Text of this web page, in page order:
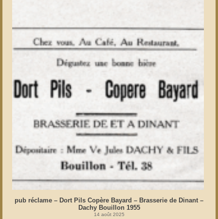
pub réclame – Dort Pils Copère Bayard – Brasserie de Dinant –
Dachy Bouillon 1955
14 août 2025